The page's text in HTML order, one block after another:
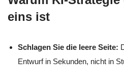
eins ist
Schlagen Sie die leere Seite:
Entwurf in Sekunden, nicht in